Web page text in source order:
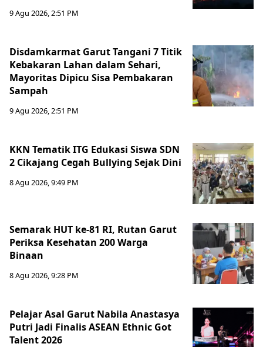
9 Agu 2026, 2:51 PM
Disdamkarmat Garut Tangani 7 Titik
Kebakaran Lahan dalam Sehari,
Mayoritas Dipicu Sisa Pembakaran
Sampah
9 Agu 2026, 2:51 PM
KKN Tematik ITG Edukasi Siswa SDN
2 Cikajang Cegah Bullying Sejak Dini
8 Agu 2026, 9:49 PM
Semarak HUT ke-81 RI, Rutan Garut
Periksa Kesehatan 200 Warga
Binaan
8 Agu 2026, 9:28 PM
Pelajar Asal Garut Nabila Anastasya
Putri Jadi Finalis ASEAN Ethnic Got
Talent 2026